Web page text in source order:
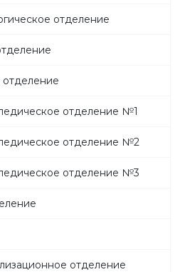
отделение
отделение
отделение №1
отделение №2
отделение №3
отделение